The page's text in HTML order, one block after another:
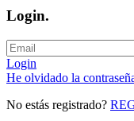
Login.
Login
He olvidado la
No estás registrado?